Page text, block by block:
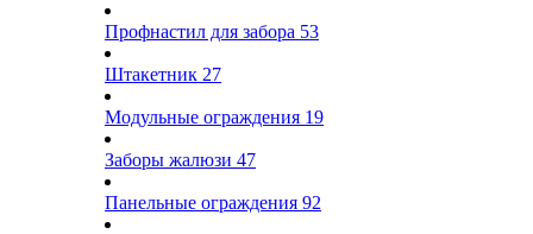
Профнастил для забора 53
Штакетник 27
Модульные ограждения 19
Заборы жалюзи 47
Панельные ограждения 92